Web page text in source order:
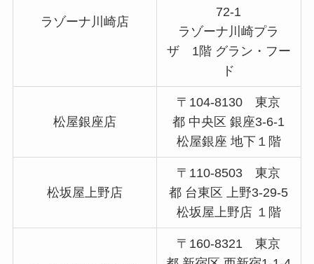
ラゾーナ川崎店
72-1
ラゾーナ川崎プラ
ザ 1階 グラン・フー
ド
松屋銀座店
〒104-8130 東京
都 中央区 銀座3-6-1
松屋銀座 地下１階
松坂屋上野店
〒110-8503 東京
都 台東区 上野3-29-5
松坂屋上野店 １階
〒160-8321 東京